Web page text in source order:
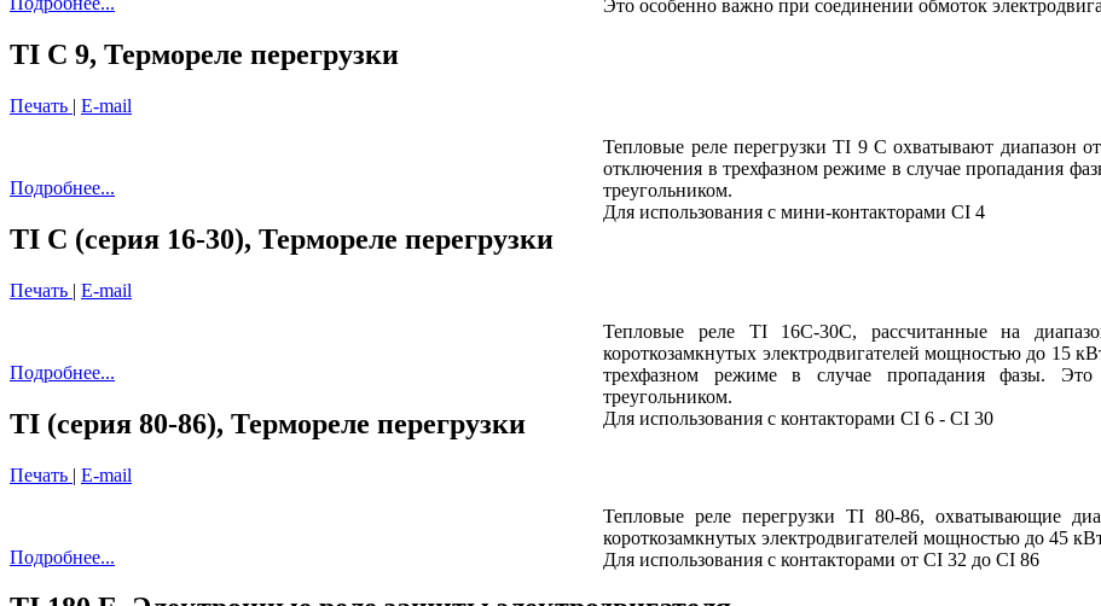
Это особенно важно при соединении обмоток
TI C 9, Термореле перегрузки
Печать | E-mail
Тепловые реле перегрузки TI 9 C охватывают диапазон
отключения в трехфазном режиме в случае пропадания
треугольником.
Для использования с мини-контакторами CI 4
Подробнее...
TI C (серия 16-30), Термореле перегрузки
Печать | E-mail
Тепловые реле TI 16C-30C, рассчитанные на
короткозамкнутых электродвигателей мощностью до 15
трехфазном режиме в случае пропадания фазы. Это
треугольником.
Для использования с контакторами CI 6 - CI 30
Подробнее...
TI (серия 80-86), Термореле перегрузки
Печать | E-mail
Тепловые реле перегрузки TI 80-86, охватывающие
короткозамкнутых электродвигателей мощностью до 45
Для использования с контакторами от CI 32 до CI 86
Подробнее...